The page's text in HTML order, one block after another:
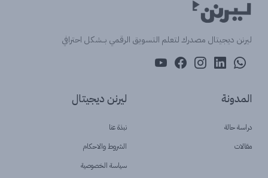
ليرنن ديجيتال مصدرك لتعلم التسويق الرقمي بــشكل احترافي
المدونة
دراسة حالة
مقالات
ليرنن ديجيتال
نبذة عنا
الشروط والاحكام
سياسة الخصوصية